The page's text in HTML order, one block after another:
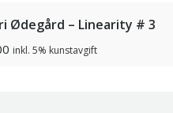
Ødegård – Linearity # 3
inkl. 5% kunstavgift